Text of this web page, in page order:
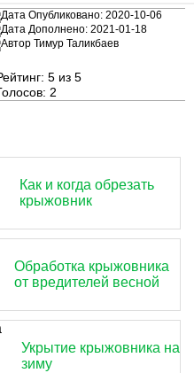
Опубликовано: 2020-10-06
Дополнено: 2021-01-18
Тимур Таликбаев
5 из 5
2
Как и когда обрезать
крыжовник
Обработка крыжовника
от вредителей весной
Укрытие крыжовника на
зиму